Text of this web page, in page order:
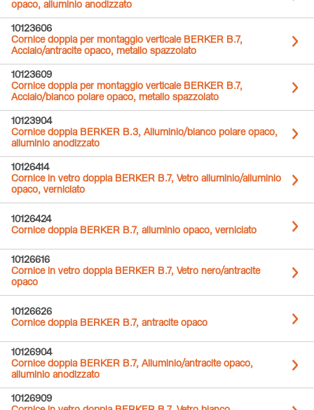
opaco, alluminio anodizzato
10123606
Cornice doppia per montaggio verticale BERKER B.7,
Acciaio/antracite opaco, metallo spazzolato
10123609
Cornice doppia per montaggio verticale BERKER B.7,
Acciaio/bianco polare opaco, metallo spazzolato
10123904
Cornice doppia BERKER B.3, Alluminio/bianco polare opaco,
alluminio anodizzato
10126414
Cornice in vetro doppia BERKER B.7, Vetro alluminio/alluminio
opaco, verniciato
10126424
Cornice doppia BERKER B.7, alluminio opaco, verniciato
10126616
Cornice in vetro doppia BERKER B.7, Vetro nero/antracite
opaco
10126626
Cornice doppia BERKER B.7, antracite opaco
10126904
Cornice doppia BERKER B.7, Alluminio/antracite opaco,
alluminio anodizzato
10126909